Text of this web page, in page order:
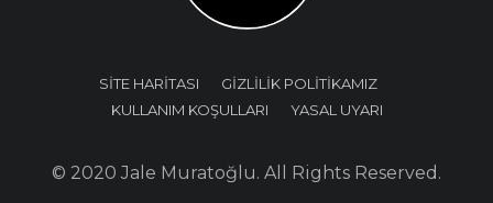
SİTE HARİTASI
GİZLİLİK POLİTİKAMIZ
KULLANIM KOŞULLARI
YASAL UYARI
© 2020 Jale Muratoğlu. All Rights Reserved.